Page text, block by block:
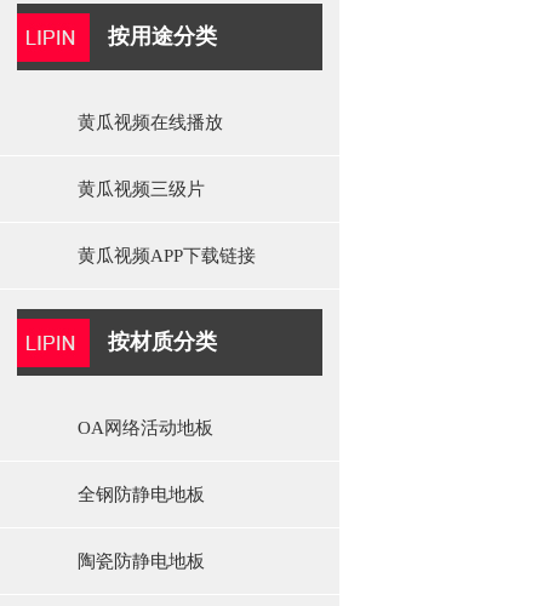
按用途分类
黄瓜视频在线播放
黄瓜视频三级片
黄瓜视频APP下载链接
按材质分类
OA网络活动地板
全钢防静电地板
陶瓷防静电地板